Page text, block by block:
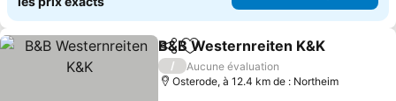
PartagerAjouter à mes favoris
B&B Westernreiten K&K
/
Aucune évaluation
Osterode, à 12.4 km de : Northeim